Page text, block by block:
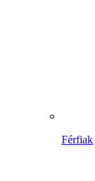
Férfiak